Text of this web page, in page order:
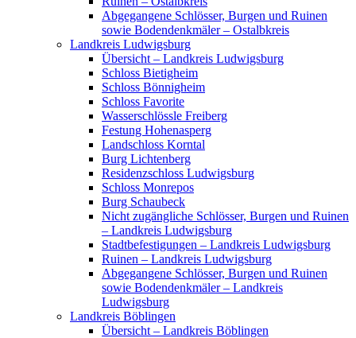
Abgegangene Schlösser, Burgen und Ruinen
sowie Bodendenkmäler – Ostalbkreis
Landkreis Ludwigsburg
Übersicht – Landkreis Ludwigsburg
Schloss Bietigheim
Schloss Bönnigheim
Schloss Favorite
Wasserschlössle Freiberg
Festung Hohenasperg
Landschloss Korntal
Burg Lichtenberg
Residenzschloss Ludwigsburg
Schloss Monrepos
Burg Schaubeck
Nicht zugängliche Schlösser, Burgen und Ruinen
– Landkreis Ludwigsburg
Stadtbefestigungen – Landkreis Ludwigsburg
Ruinen – Landkreis Ludwigsburg
Abgegangene Schlösser, Burgen und Ruinen
sowie Bodendenkmäler – Landkreis
Ludwigsburg
Landkreis Böblingen
Übersicht – Landkreis Böblingen